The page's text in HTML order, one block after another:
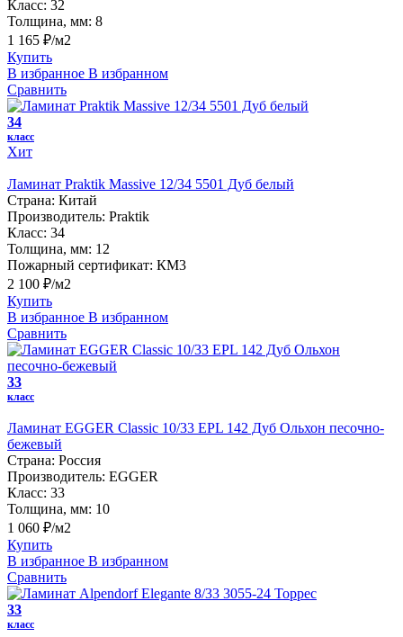
Класс: 32
Толщина, мм: 8
1 165 ₽/м2
Купить
В избранное В избранном
Сравнить
34
класс
Хит
Ламинат Praktik Massive 12/34 5501 Дуб белый
Страна: Китай
Производитель: Praktik
Класс: 34
Толщина, мм: 12
Пожарный сертификат: КМ3
2 100 ₽/м2
Купить
В избранное В избранном
Сравнить
33
класс
Ламинат EGGER Classic 10/33 EPL 142 Дуб Ольхон песочно-
бежевый
Страна: Россия
Производитель: EGGER
Класс: 33
Толщина, мм: 10
1 060 ₽/м2
Купить
В избранное В избранном
Сравнить
33
класс